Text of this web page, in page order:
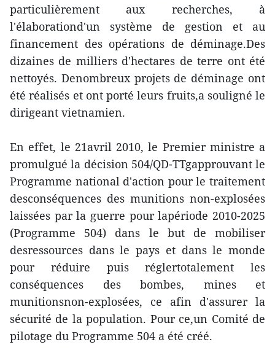
particulièrement aux recherches, à
l'élaborationd'un système de gestion et au
financement des opérations de déminage.Des
dizaines de milliers d'hectares de terre ont été
nettoyés. Denombreux projets de déminage ont
été réalisés et ont porté leurs fruits,a souligné le
dirigeant vietnamien.
En effet, le 21avril 2010, le Premier ministre a
promulgué la décision 504/QD-TTgapprouvant le
Programme national d'action pour le traitement
desconséquences des munitions non-explosées
laissées par la guerre pour lapériode 2010-2025
(Programme 504) dans le but de mobiliser
desressources dans le pays et dans le monde
pour réduire puis réglertotalement les
conséquences des bombes, mines et
munitionsnon-explosées, ce afin d'assurer la
sécurité de la population. Pour ce,un Comité de
pilotage du Programme 504 a été créé.